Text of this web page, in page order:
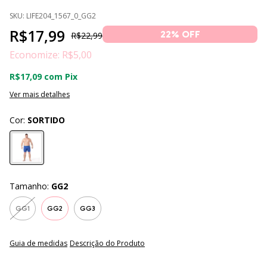
SKU: LIFE204_1567_0_GG2
R$17,99 R$22,99 22% OFF
Economize: R$5,00
R$17,09 com Pix
Ver mais detalhes
Cor: SORTIDO
Tamanho: GG2
GG1 GG2 GG3
Guia de medidas Descrição do Produto